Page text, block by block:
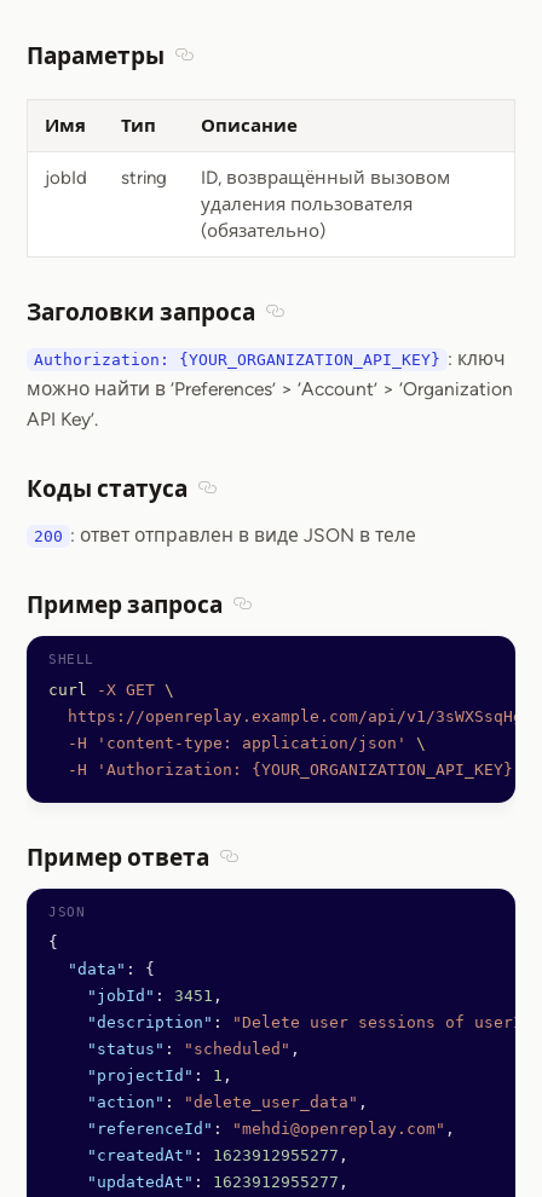
Параметры
Имя Тип Описание
jobId string
ID, возвращённый вызовом
удаления пользователя
(обязательно)
Заголовки запроса
Authorization: {YOUR_ORGANIZATION_API_KEY} : ключ
можно найти в ‘Preferences’ > ‘Account’ > ‘Organization
API Key’.
Коды статуса
200 : ответ отправлен в виде JSON в теле
Пример запроса
curl -X GET \
https://openreplay.example.com/api/v1/
  -H
'content-type: application/json'
\
  -H
'Authorization: {YOUR_ORGANIZATION_API_KEY}'
Пример ответа
{
  "data"
: {
    "jobId"
: 3451 ,
    "description"
:
"Delete user sessions of userId =
    "status"
: "scheduled" ,
    "projectId"
: 1 ,
    "action"
: "delete_user_data" ,
    "referenceId"
: "mehdi@openreplay.com" ,
    "createdAt"
: 1623912955277 ,
    "updatedAt"
: 1623912955277 ,